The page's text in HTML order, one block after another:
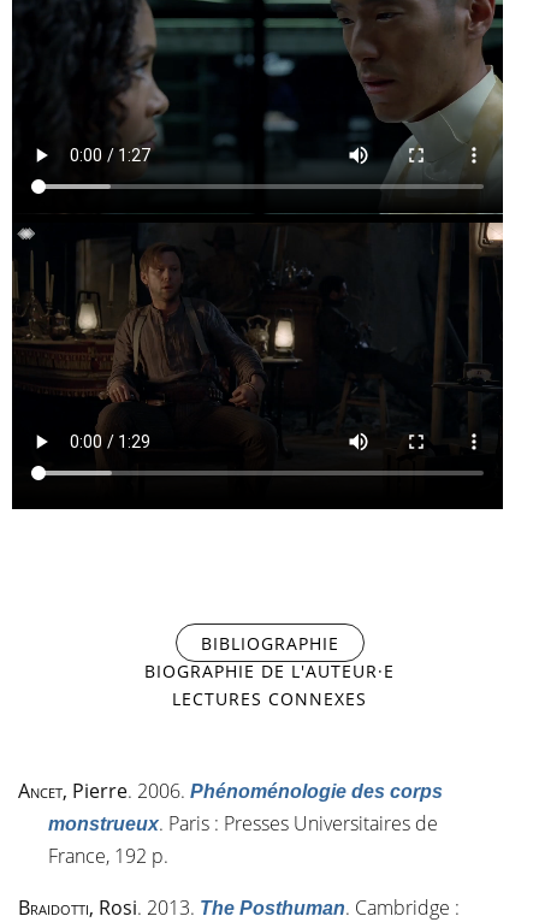
LE CONTRÔLE DE
BIBLIOGRAPHIE (ONGLET ACTIF)
BIOGRAPHIE DE L'AUTEUR·E
LECTURES CONNEXES
Ancet, Pierre. 2006. Phénoménologie des corps
monstrueux. Paris : Presses Universitaires de
France, 192 p.
Braidotti, Rosi. 2013. The Posthuman. Cambridge :